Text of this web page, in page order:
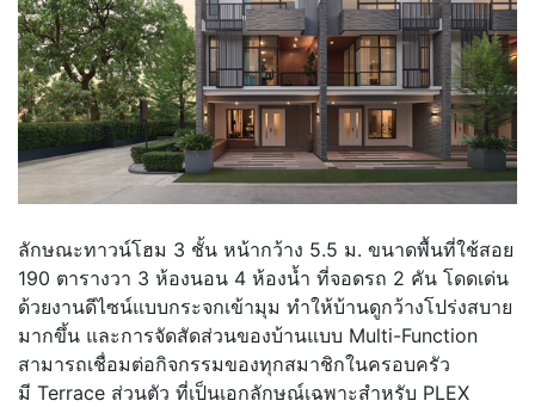
ลักษณะทาวน์โฮม 3 ชั้น หน้ากว้าง 5.5 ม. ขนาดพื้นที่ใช้สอย
190 ตารางวา 3 ห้องนอน 4 ห้องน้ำ ที่จอดรถ 2 คัน โดดเด่น
ด้วยงานดีไซน์แบบกระจกเข้ามุม ทำให้บ้านดูกว้างโปร่งสบาย
มากขึ้น และการจัดสัดส่วนของบ้านแบบ Multi-Function
สามารถเชื่อมต่อกิจกรรมของทุกสมาชิกในครอบครัว
มี Terrace ส่วนตัว ที่เป็นเอกลักษณ์เฉพาะสำหรับ PLEX